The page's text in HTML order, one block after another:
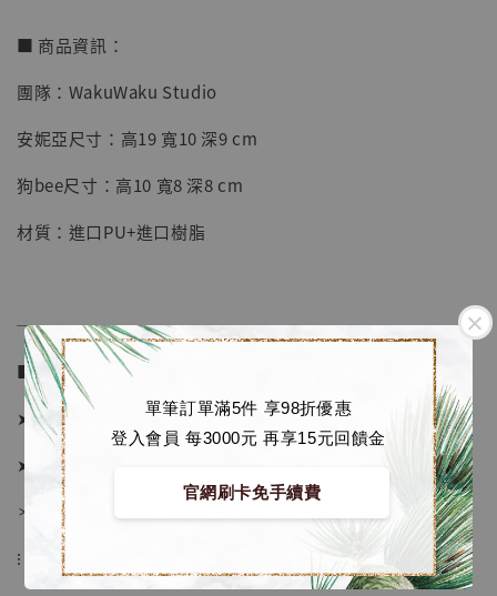
單筆訂單滿5件 享98折優惠
登入會員 每3000元 再享15元回饋金
官網刷卡免手續費
【店內現貨】七龍珠 系列蒐藏雕像 悟空 鳥山
明紀念款 [奇蹟工作室]
NT$ 5,580
■ 商品資訊：
團隊：WakuWaku Studio
安妮亞尺寸：高19 寬10 深9 cm
狗bee尺寸：高10 寬8 深8 cm
材質：進口PU+進口樹脂
──────────────
■ 販售資訊：
➤ 安妮亞價格 2480元 (訂金1380)
➤ 狗bee價格 980元 (訂金680)
＊ 國際運費另計
⁝